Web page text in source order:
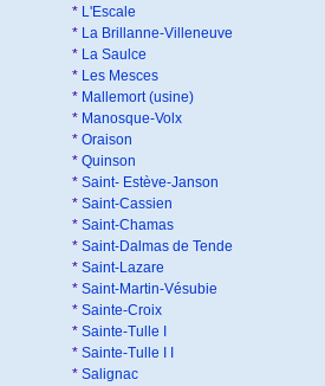
* L'Escale
* La Brillanne-Villeneuve
* La Saulce
* Les Mesces
* Mallemort (usine)
* Manosque-Volx
* Oraison
* Quinson
* Saint- Estève-Janson
* Saint-Cassien
* Saint-Chamas
* Saint-Dalmas de Tende
* Saint-Lazare
* Saint-Martin-Vésubie
* Sainte-Croix
* Sainte-Tulle I
* Sainte-Tulle I I
* Salignac